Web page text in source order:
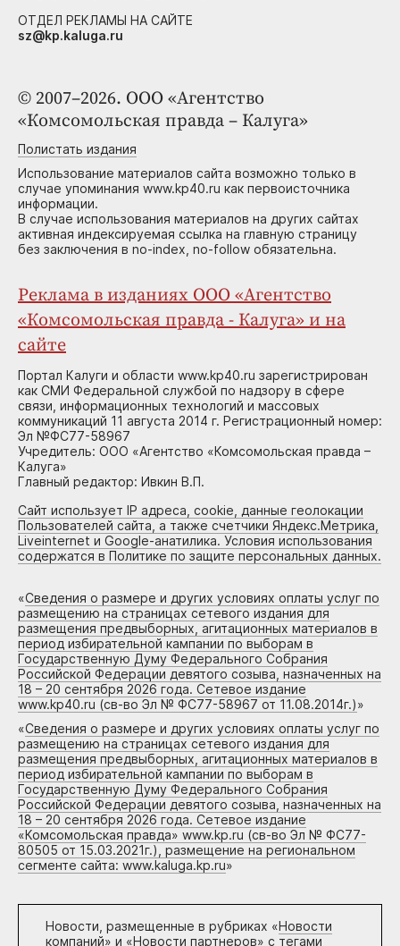
© 2007–2026. ООО «Агентство
«Комсомольская правда – Калуга»
Полистать издания
Использование материалов сайта возможно только в
случае упоминания www.kp40.ru как первоисточника
информации.
В случае использования материалов на других сайтах
активная индексируемая ссылка на главную страницу
без заключения в no-index, no-follow обязательна.
Реклама в изданиях ООО «Агентство
«Комсомольская правда - Калуга» и на
сайте
Портал Калуги и области www.kp40.ru зарегистрирован
как СМИ Федеральной службой по надзору в сфере
связи, информационных технологий и массовых
коммуникаций 11 августа 2014 г. Регистрационный номер:
Эл №ФС77-58967
Учредитель: ООО «Агентство «Комсомольская правда –
Калуга»
Главный редактор: Ивкин В.П.
Сайт использует IP адреса, cookie, данные геолокации
Пользователей сайта, а также счетчики Яндекс.Метрика,
Liveinternet и Google-анатилика. Условия использования
содержатся в Политике по защите персональных данных.
«Сведения о размере и других условиях оплаты услуг по
размещению на страницах сетевого издания для
размещения предвыборных, агитационных материалов в
период избирательной кампании по выборам в
Государственную Думу Федерального Собрания
Российской Федерации девятого созыва, назначенных на
18 – 20 сентября 2026 года. Сетевое издание
www.kp40.ru (св-во Эл № ФС77-58967 от 11.08.2014г.)»
«Сведения о размере и других условиях оплаты услуг по
размещению на страницах сетевого издания для
размещения предвыборных, агитационных материалов в
период избирательной кампании по выборам в
Государственную Думу Федерального Собрания
Российской Федерации девятого созыва, назначенных на
18 – 20 сентября 2026 года. Сетевое издание
«Комсомольская правда» www.kp.ru (св-во Эл № ФС77-
80505 от 15.03.2021г.), размещение на региональном
сегменте сайта: www.kaluga.kp.ru»
Новости, размещенные в рубриках «Новости
компаний» и «Новости партнеров» с тегами
ОТДЕЛ РЕКЛАМЫ НА САЙТЕ
sz@kp.kaluga.ru